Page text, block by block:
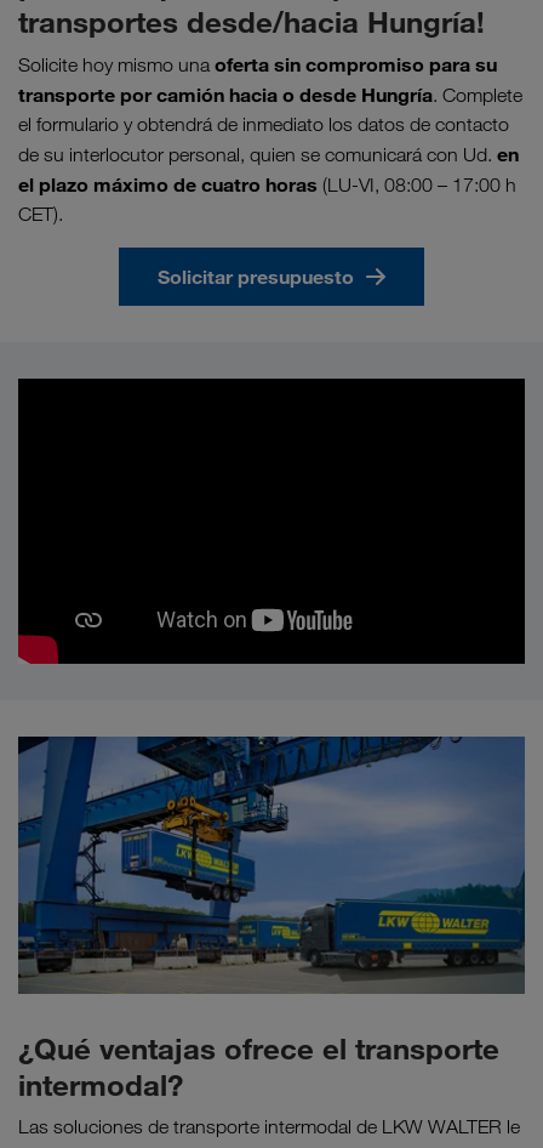
transportes desde/hacia Hungría!
Solicite hoy mismo una oferta sin compromiso para su
transporte por camión hacia o desde Hungría. Complete
el formulario y obtendrá de inmediato los datos de contacto
de su interlocutor personal, quien se comunicará con Ud. en
el plazo máximo de cuatro horas (LU-VI, 08:00 – 17:00 h
CET).
Solicitar presupuesto
¿Qué ventajas ofrece el transporte
intermodal?
Las soluciones de transporte intermodal de LKW WALTER le